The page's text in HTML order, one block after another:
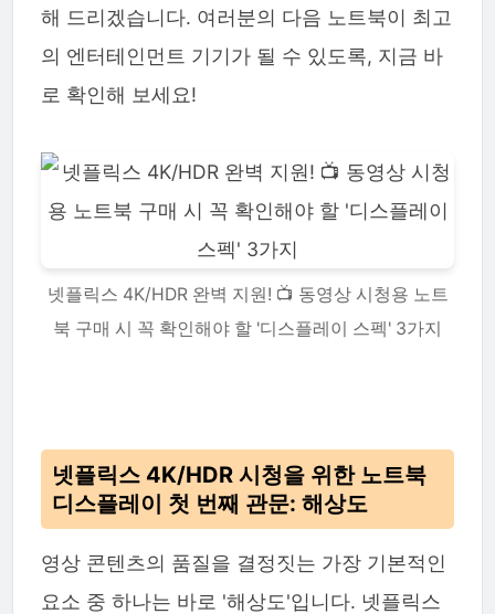
해 드리겠습니다. 여러분의 다음 노트북이 최고
의 엔터테인먼트 기기가 될 수 있도록, 지금 바
로 확인해 보세요!
넷플릭스 4K/HDR 완벽 지원! 📺 동영상 시청용 노트
북 구매 시 꼭 확인해야 할 '디스플레이 스펙' 3가지
넷플릭스 4K/HDR 시청을 위한 노트북
디스플레이 첫 번째 관문: 해상도
영상 콘텐츠의 품질을 결정짓는 가장 기본적인
요소 중 하나는 바로 '해상도'입니다. 넷플릭스